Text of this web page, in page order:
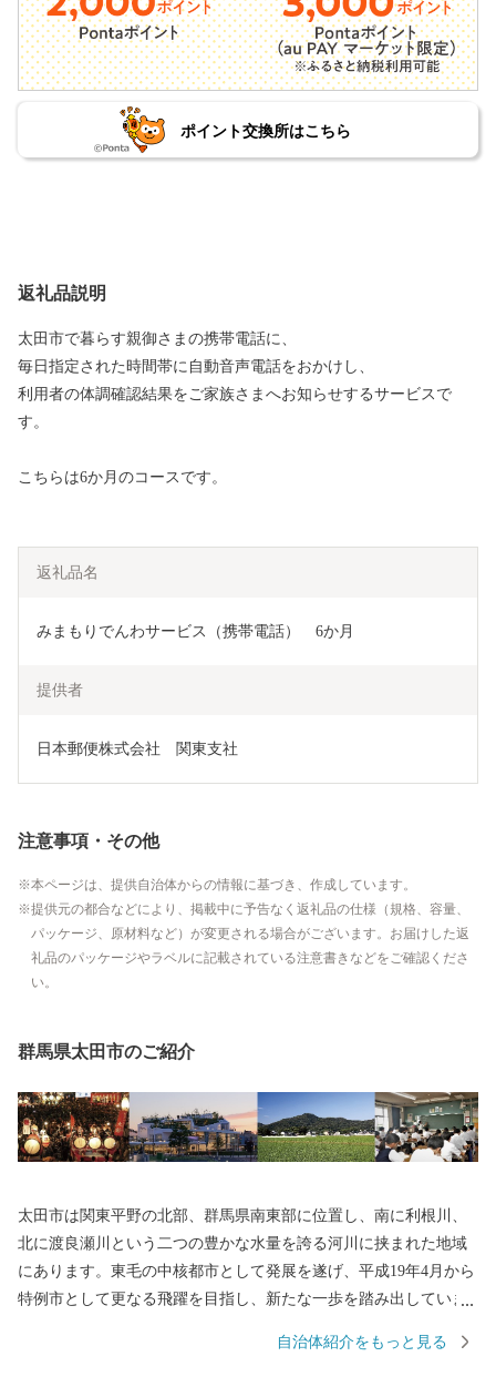
ポイント交換所はこちら
返礼品説明
太田市で暮らす親御さまの携帯電話に、
毎日指定された時間帯に自動音声電話をおかけし、
利用者の体調確認結果をご家族さまへお知らせするサービスで
す。
こちらは6か月のコースです。
返礼品名
みまもりでんわサービス（携帯電話）　6か月
提供者
日本郵便株式会社　関東支社
注意事項・その他
本ページは、提供自治体からの情報に基づき、作成しています。
提供元の都合などにより、掲載中に予告なく返礼品の仕様（規格、容量、
パッケージ、原材料など）が変更される場合がございます。お届けした返
礼品のパッケージやラベルに記載されている注意書きなどをご確認くださ
い。
群馬県太田市のご紹介
太田市は関東平野の北部、群馬県南東部に位置し、南に利根川、
北に渡良瀬川という二つの豊かな水量を誇る河川に挟まれた地域
にあります。東毛の中核都市として発展を遂げ、平成19年4月から
特例市として更なる飛躍を目指し、新たな一歩を踏み出していま
自治体紹介をもっと見る